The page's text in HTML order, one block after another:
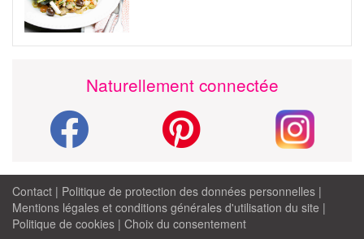
Naturellement connectée
Contact | Politique de protection des données personnelles |
Mentions légales et conditions générales d'utilisation du site |
Politique de cookies | Choix du consentement